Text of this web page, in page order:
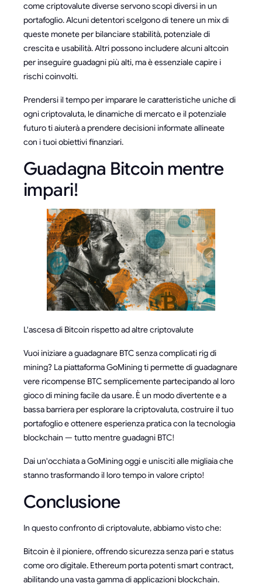
come criptovalute diverse servono scopi diversi in un
portafoglio. Alcuni detentori scelgono di tenere un mix di
queste monete per bilanciare stabilità, potenziale di
crescita e usabilità. Altri possono includere alcuni altcoin
per inseguire guadagni più alti, ma è essenziale capire i
rischi coinvolti.
Prendersi il tempo per imparare le caratteristiche uniche di
ogni criptovaluta, le dinamiche di mercato e il potenziale
futuro ti aiuterà a prendere decisioni informate allineate
con i tuoi obiettivi finanziari.
Guadagna Bitcoin mentre
impari!
L'ascesa di Bitcoin rispetto ad altre criptovalute
Vuoi iniziare a guadagnare BTC senza complicati rig di
mining? La piattaforma GoMining ti permette di guadagnare
vere ricompense BTC semplicemente partecipando al loro
gioco di mining facile da usare. È un modo divertente e a
bassa barriera per esplorare la criptovaluta, costruire il tuo
portafoglio e ottenere esperienza pratica con la tecnologia
blockchain — tutto mentre guadagni BTC!
Dai un'occhiata a GoMining oggi e unisciti alle migliaia che
stanno trasformando il loro tempo in valore cripto!
Conclusione
In questo confronto di criptovalute, abbiamo visto che:
Bitcoin è il pioniere, offrendo sicurezza senza pari e status
come oro digitale. Ethereum porta potenti smart contract,
abilitando una vasta gamma di applicazioni blockchain.